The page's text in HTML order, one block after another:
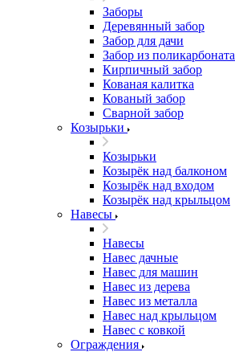
Заборы
Деревянный забор
Забор для дачи
Забор из поликарбоната
Кирпичный забор
Кованая калитка
Кованый забор
Сварной забор
Козырьки
Козырьки
Козырёк над балконом
Козырёк над входом
Козырёк над крыльцом
Навесы
Навесы
Навес дачные
Навес для машин
Навес из дерева
Навес из металла
Навес над крыльцом
Навес с ковкой
Ограждения